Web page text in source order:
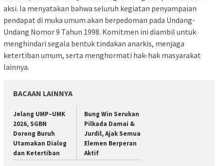
aksi. Ia menyatakan bahwa seluruh kegiatan penyampaian
pendapat di muka umum akan berpedoman pada Undang-
Undang Nomor 9 Tahun 1998. Komitmen ini diambil untuk
menghindari segala bentuk tindakan anarkis, menjaga
ketertiban umum, serta menghormati hak-hak masyarakat
lainnya.
BACAAN LAINNYA
Jelang UMP–UMK
2026, SGBN
Dorong Buruh
Utamakan Dialog
dan Ketertiban
Bung Win Serukan
Pilkada Damai &
Jurdil, Ajak Semua
Elemen Berperan
Aktif